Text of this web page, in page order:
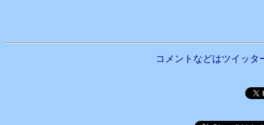
コメントなどはツイッタ